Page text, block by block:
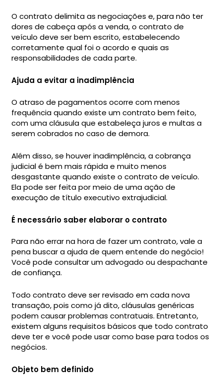
O contrato delimita as negociações e, para não ter
dores de cabeça após a venda, o contrato de
veículo deve ser bem escrito, estabelecendo
corretamente qual foi o acordo e quais as
responsabilidades de cada parte.
Ajuda a evitar a inadimplência
O atraso de pagamentos ocorre com menos
frequência quando existe um contrato bem feito,
com uma cláusula que estabeleça juros e multas a
serem cobrados no caso de demora.
Além disso, se houver inadimplência, a cobrança
judicial é bem mais rápida e muito menos
desgastante quando existe o contrato de veículo.
Ela pode ser feita por meio de uma ação de
execução de título executivo extrajudicial.
É necessário saber elaborar o contrato
Para não errar na hora de fazer um contrato, vale a
pena buscar a ajuda de quem entende do negócio!
Você pode consultar um advogado ou despachante
de confiança.
Todo contrato deve ser revisado em cada nova
transação, pois como já dito, cláusulas genéricas
podem causar problemas contratuais. Entretanto,
existem alguns requisitos básicos que todo contrato
deve ter e você pode usar como base para todos os
negócios.
Objeto bem definido